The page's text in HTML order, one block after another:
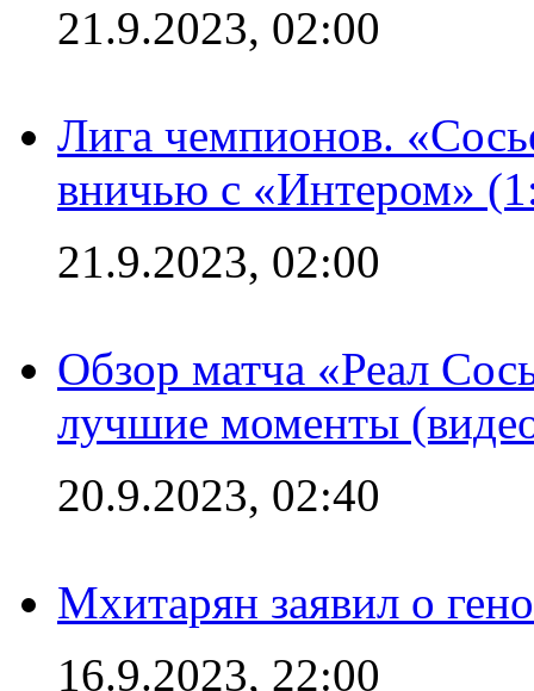
21.9.2023, 02:00
Лига чемпионов.
вничью с «Интером»
21.9.2023, 02:00
Обзор матча «Реал
лучшие моменты
20.9.2023, 02:40
Мхитарян заявил о
16.9.2023, 22:00